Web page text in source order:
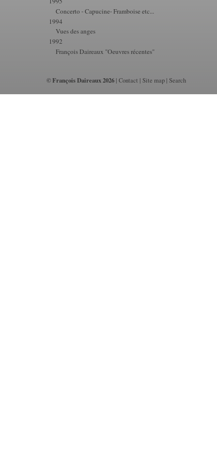
Concerto - Capucine- Framboise etc...
1994
Vues des anges
1992
François Daireaux "Oeuvres récentes"
© François Daireaux 2026 |Contact |Site map |Search